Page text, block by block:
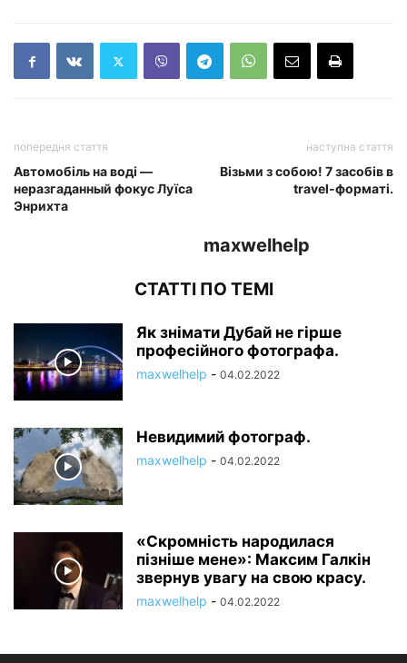
попередня стаття
Автомобіль на воді —
неразгаданный фокус Луїса
Энрихта
наступна стаття
Візьми з собою! 7 засобів в
travel-форматі.
maxwelhelp
СТАТТІ ПО ТЕМІ
Як знімати Дубай не гірше
професійного фотографа.
maxwelhelp - 04.02.2022
Невидимий фотограф.
maxwelhelp - 04.02.2022
«Скромність народилася
пізніше мене»: Максим Галкін
звернув увагу на свою красу.
maxwelhelp - 04.02.2022